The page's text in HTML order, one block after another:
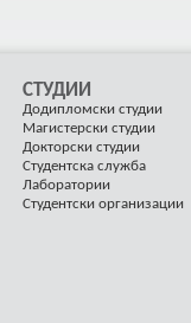
СТУДИИ
Додипломски студии
Магистерски студии
Докторски студии
Студентска служба
Лаборатории
Студентски организации